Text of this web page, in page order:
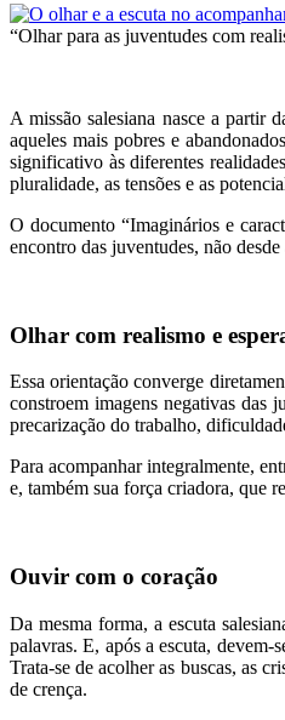
“Olhar para as juventudes com
A missão salesiana nasce a partir
aqueles mais pobres e
significativo às diferentes
pluralidade, as tensões e as
O documento “Imaginários e
encontro das juventudes, não
Olhar com realismo e
Essa orientação converge
constroem imagens negativas das
precarização do trabalho,
Para acompanhar integralmente,
e, também sua força criadora, que
Ouvir com o coração
Da mesma forma, a escuta
palavras. E, após a escuta, devem-
Trata-se de acolher as buscas, as
de crença.